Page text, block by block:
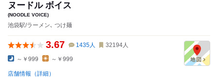
ヌードル ボイス
(NOODLE VOICE)
池袋駅/ラーメン､ つけ麺
3.67 1435人 32194人
～￥999 ～￥999
店舗情報（詳細）